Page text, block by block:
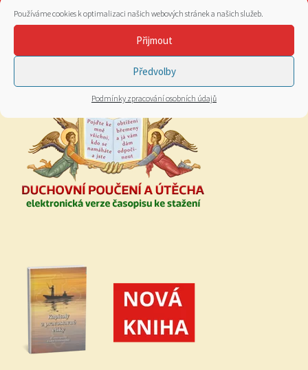
Používáme cookies k optimalizaci našich webových stránek a našich služeb.
Přijmout
Předvolby
Podmínky zpracování osobních údajů
ZASÍLÁNÍ NOVINEK NA EMAIL